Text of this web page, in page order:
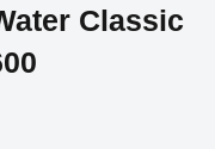
Classic